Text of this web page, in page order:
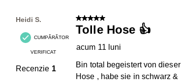
Heidi S.
CUMPĂRĂTOR
VERIFICAT
Recenzie 1
5 din 5 stele.
Tolle Hose 👍
acum 11 luni
Bin total begeistert von dieser
Hose , habe sie in schwarz &